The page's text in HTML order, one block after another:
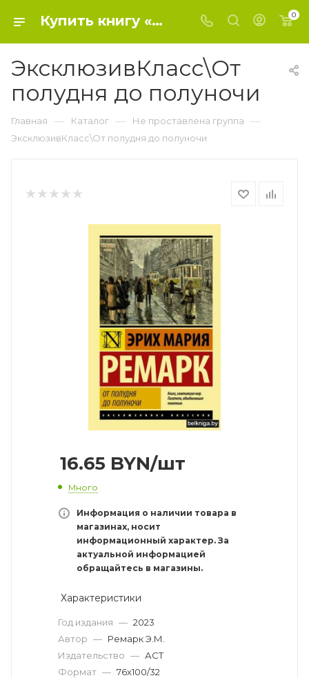
Купить книгу «ЭксклюзивКласс\От полудня до полуночи» 2023, Ремарк Э.М. - Не проставлена группа 0
ЭксклюзивКласс\От
полудня до полуночи
Главная — Каталог — Не проставлена группа —
ЭксклюзивКласс\От полудня до полуночи
16.65 BYN/шт
Много
Информация о наличии товара в
магазинах, носит
информационный характер. За
актуальной информацией
обращайтесь в магазины.
Характеристики
Год издания — 2023
Автор — Ремарк Э.М.
Издательство — АСТ
Формат — 76x100/32